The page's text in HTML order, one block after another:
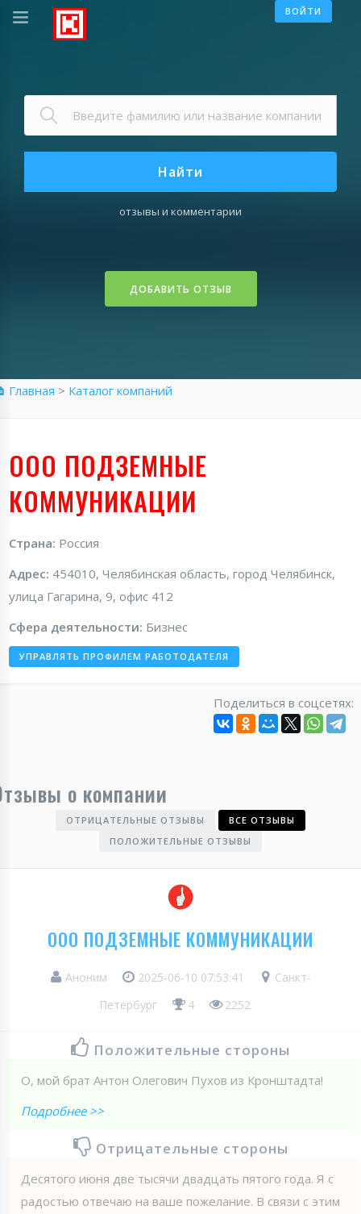
ВОЙТИ
Найти
отзывы и комментарии
ДОБАВИТЬ ОТЗЫВ
Главная > Каталог компаний
ООО ПОДЗЕМНЫЕ
КОММУНИКАЦИИ
Страна: Россия
Адрес: 454010, Челябинская область, город Челябинск,
улица Гагарина, 9, офис 412
Сфера деятельности: Бизнес
УПРАВЛЯТЬ ПРОФИЛЕМ РАБОТОДАТЕЛЯ
Поделиться в соцсетях:
о компании
ОТРИЦАТЕЛЬНЫЕ ОТЗЫВЫ
ВСЕ ОТЗЫВЫ
ПОЛОЖИТЕЛЬНЫЕ ОТЗЫВЫ
ООО ПОДЗЕМНЫЕ КОММУНИКАЦИИ
Аноним 2025-06-10 07:53:41
Санкт-
Петербург
4 2252
Положительные стороны
О, мой брат Антон Олегович Пухов из Кронштадта!
Подробнее >>
Отрицательные стороны
Десятого июня две тысячи двадцать пятого года. Я с
радостью отвечаю на ваше пожелание. В связи с этим